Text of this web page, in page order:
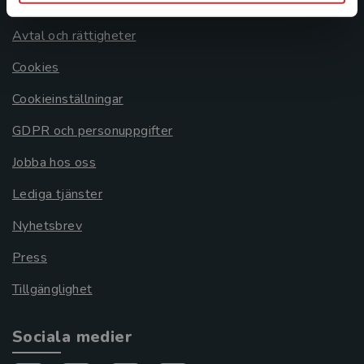
Om oss
Avtal och rättigheter
Cookies
Cookieinställningar
GDPR och personuppgifter
Jobba hos oss
Lediga tjänster
Nyhetsbrev
Press
Tillgänglighet
Sociala medier